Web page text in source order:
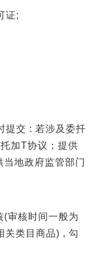
证;
提交 : 若涉及委扦
加T协议；提供
地政府监管部门
(审核时间一般为
关类目商品) , 勾